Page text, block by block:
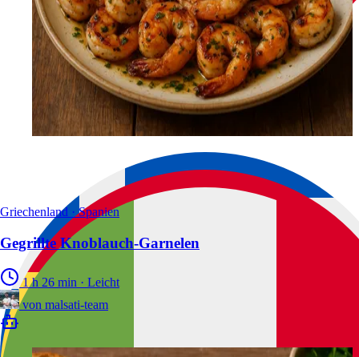
Griechenland · Spanien
Gegrillte Knoblauch-Garnelen
1 h 26 min · Leicht
von malsati-team